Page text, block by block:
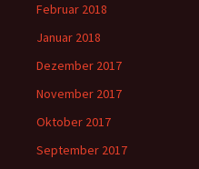
Februar 2018
Januar 2018
Dezember 2017
November 2017
Oktober 2017
September 2017